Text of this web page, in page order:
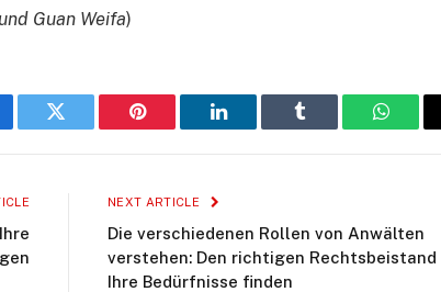
Guan Weifa)
Twitter Pinterest LinkedIn Tumblr
NEXT ARTICLE
Die verschiedenen Rollen von Anwälten
verstehen: Den richtigen
Ihre Bedürfnisse finden